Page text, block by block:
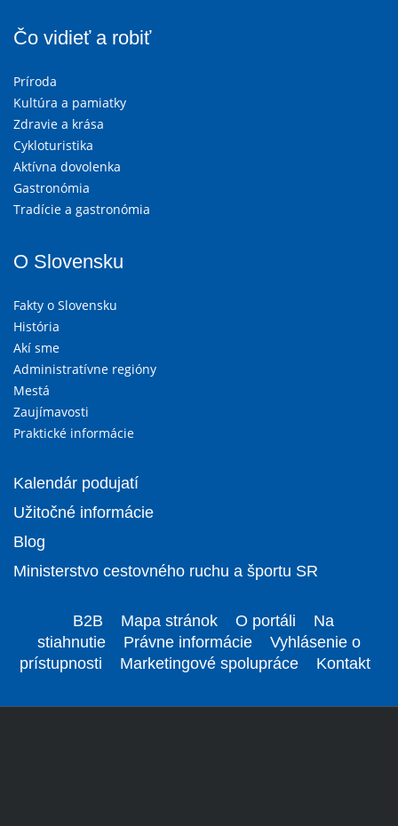
Čo vidieť a robiť
Príroda
Kultúra a pamiatky
Zdravie a krása
Cykloturistika
Aktívna dovolenka
Gastronómia
Tradície a gastronómia
O Slovensku
Fakty o Slovensku
História
Akí sme
Administratívne regióny
Mestá
Zaujímavosti
Praktické informácie
Kalendár podujatí
Užitočné informácie
Blog
Ministerstvo cestovného ruchu a športu SR
B2B Mapa stránok O portáli
Na
stiahnutie
Právne informácie
Vyhlásenie o
prístupnosti
Marketingové spolupráce Kontakt